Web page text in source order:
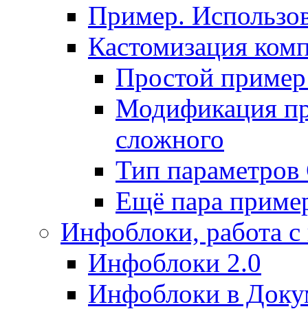
Пример.
Кастомизация
Простой
Модификация
сложного
Тип
Ещё пара
Инфоблоки, работа
Инфоблоки 2.0
Инфоблоки в